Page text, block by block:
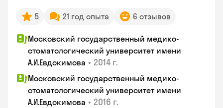
5 21 год опыта 6 отзывов
Московский государственный медико-
стоматологический университет имени
А.И.Евдокимова • 2014 г.
Московский государственный медико-
стоматологический университет имени
А.И.Евдокимова • 2016 г.